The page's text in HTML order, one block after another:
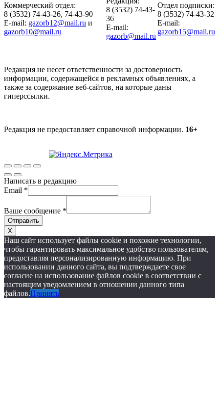
Коммерческий отдел:
8 (3532) 74-43-26, 74-43-90
E-mail: gazorb12@mail.ru и
gazorb10@mail.ru
8 (3532) 74-43-
36
E-mail:
gazorb@mail.ru
Отдел подписки:
8 (3532) 74-43-32
E-mail:
gazorb15@mail.ru
Редакция не несет ответственности за достоверность
информации, содержащейся в рекламных объявлениях, а
также за содержание веб-сайтов, на которые даны
гиперссылки.
Редакция не предоставляет справочной информации. 16+
Написать в редакцию
Email *
Ваше сообщение *
Отправить
X
Наш сайт использует файлы cookie и похожие технологии,
чтобы гарантировать максимальное удобство пользователям,
предоставляя персонализированную информацию. При
использовании данного сайта, вы подтверждаете свое
согласие на использование файлов cookie в соответствии с
настоящим уведомлением в отношении данного типа
файлов.Принять